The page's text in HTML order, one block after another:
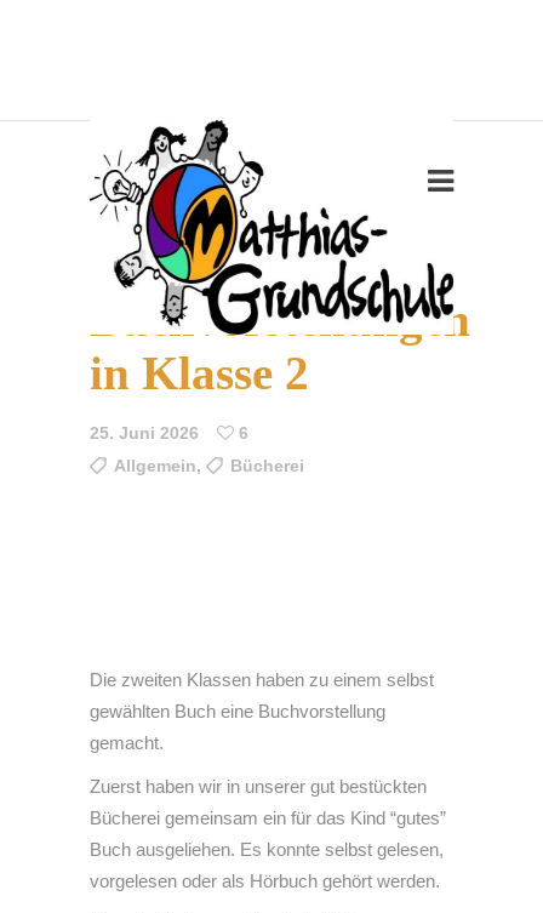
Guckloch –
Buchvorstellungen
in Klasse 2
25. Juni 2026
6
Allgemein, Bücherei
Die zweiten Klassen haben zu einem selbst
gewählten Buch eine Buchvorstellung
gemacht.
Zuerst haben wir in unserer gut bestückten
Bücherei gemeinsam ein für das Kind “gutes”
Buch ausgeliehen. Es konnte selbst gelesen,
vorgelesen oder als Hörbuch gehört werden.